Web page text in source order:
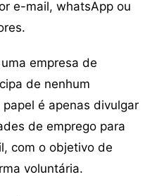
e-mail, whatsApp ou
empresa de
de nenhum
é apenas divulgar
de emprego para
com o objetivo de
voluntária.